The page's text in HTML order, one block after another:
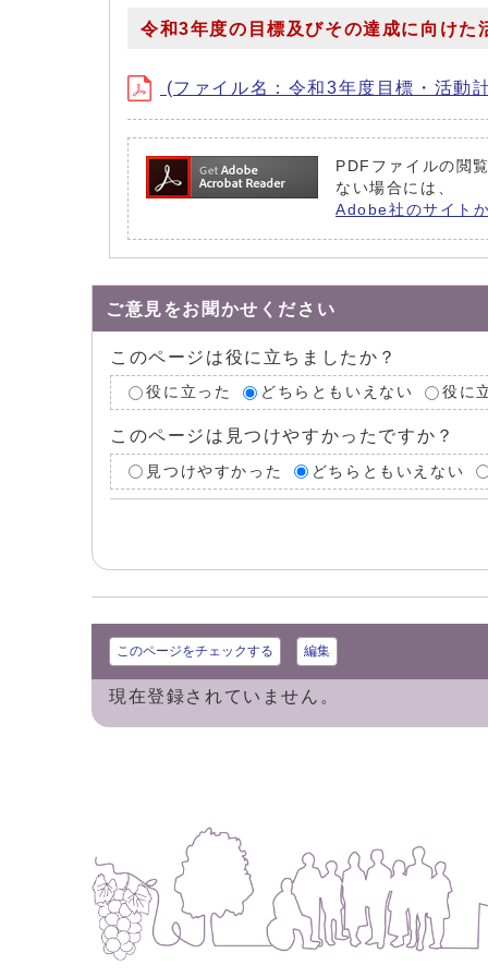
令和3年度の目標及びその達成に向けた
(ファイル名：令和3年度目標・活動
PDFファイルの閲
ない場合には、
Adobe社のサイト
ご意見をお聞かせください
このページは役に立ちましたか？
役に立った どちらともいえない 役に
このページは見つけやすかったですか？
見つけやすかった どちらともいえない
このページをチェックする 編集
現在登録されていません。